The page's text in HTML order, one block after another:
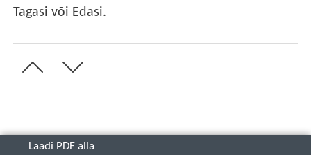
Tagasi või Edasi.
Laadi PDF alla